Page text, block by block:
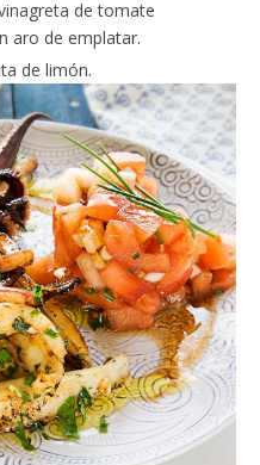
de tomate
aro de emplatar.
de limón.